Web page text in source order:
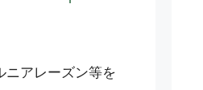
ニアレーズン等を